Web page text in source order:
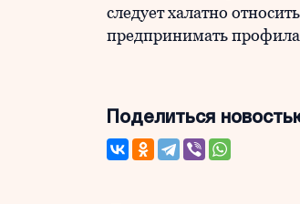
следует халатно
предпринимать
Поделиться